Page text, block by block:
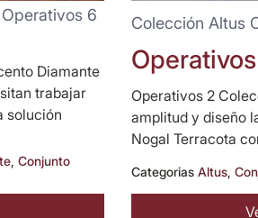
6
Diamante
trabajar
solución
, Conjunto
Colección Altus
Operativos 2
amplitud y diseño
Nogal Terracota
Categorias Altus,